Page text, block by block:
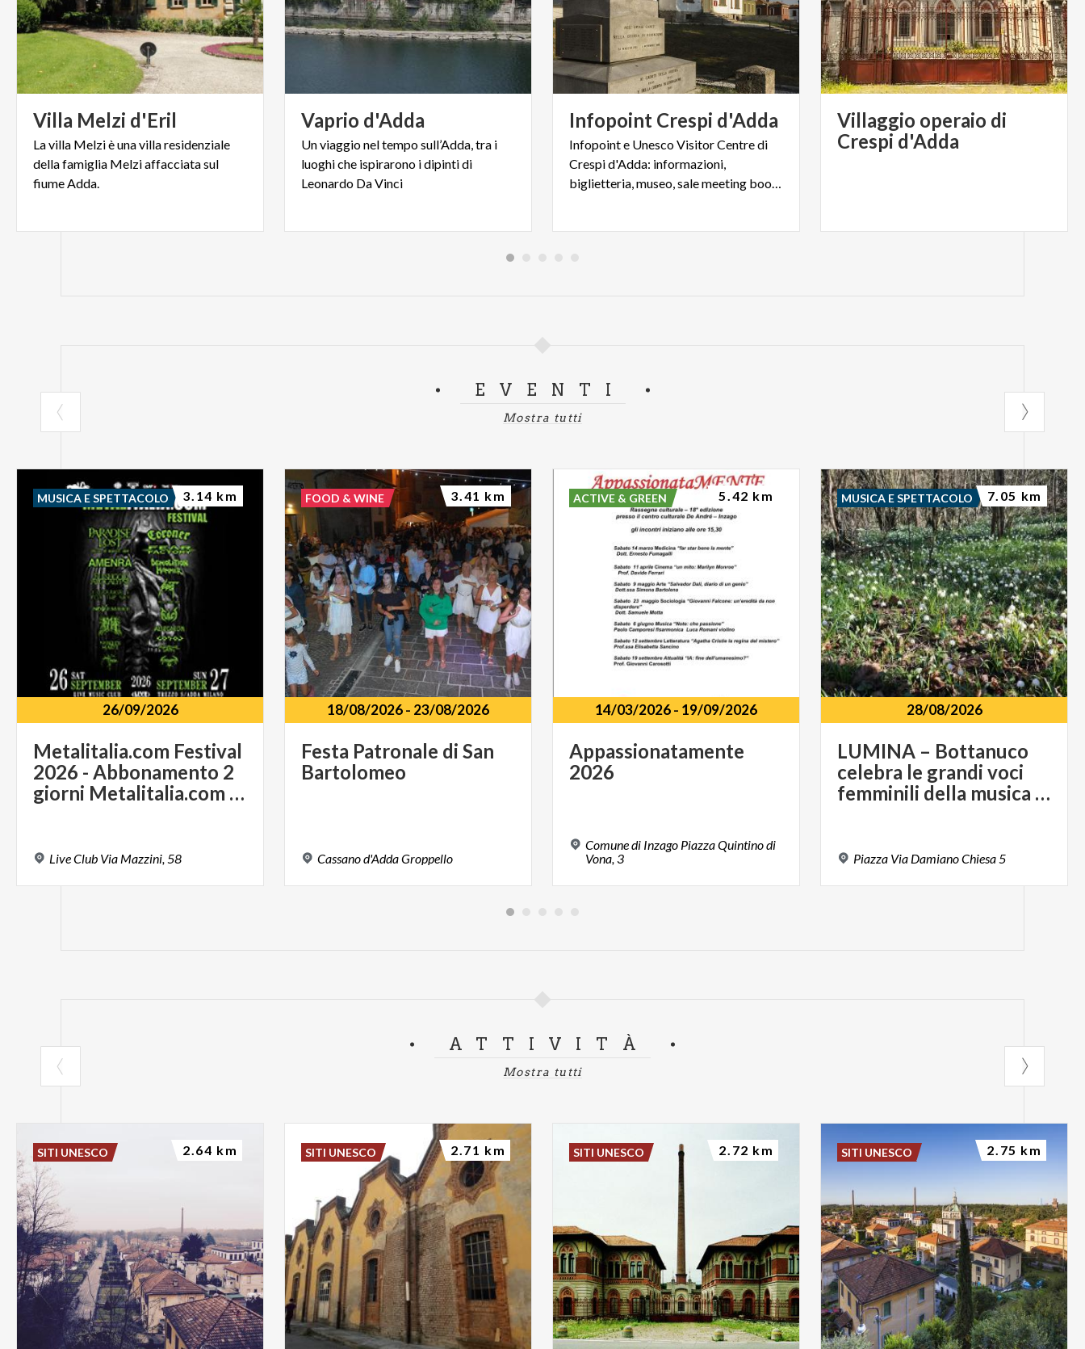
Villa Melzi d'Eril
La villa Melzi è una villa residenziale
della famiglia Melzi affacciata sul
fiume Adda.
Vaprio d'Adda
Un viaggio nel tempo sull’Adda, tra i
luoghi che ispirarono i dipinti di
Leonardo Da Vinci
Infopoint Crespi d'Adda
Infopoint e Unesco Visitor Centre di
Crespi d'Adda: informazioni,
biglietteria, museo, sale meeting bookshop e molto altro
Villaggio operaio di
Crespi d'Adda
EVENTI
Mostra tutti
26/09/2026
Metalitalia.com Festival
2026 - Abbonamento 2
giorni Metalitalia.com Festival
LiveClub Via Mazzini,58
MUSICA E SPETTACOLO 3.14 km
18/08/2026- 23/08/2026
Festa Patronale di San
Bartolomeo
Cassanod'AddaGroppello
FOOD & WINE 3.41 km
14/03/2026- 19/09/2026
Appassionatamente
2026
Comune di Inzago Piazza Quintino di
Vona, 3
ACTIVE & GREEN 5.42 km
28/08/2026
LUMINA – Bottanuco
celebra le grandi voci
femminili della musica italiana
Piazza Via DamianoChiesa5
MUSICA E SPETTACOLO 7.05 km
ATTIVITÀ
Mostra tutti
SITI UNESCO 2.64 km SITI UNESCO 2.71 km SITI UNESCO 2.72 km SITI UNESCO 2.75 km